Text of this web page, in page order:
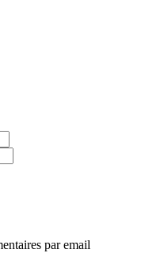
par email